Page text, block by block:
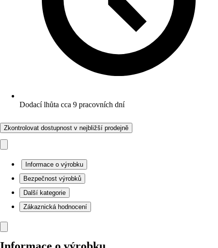
Dodací lhůta cca 9 pracovních dní
Zkontrolovat dostupnost v nejbližší prodejně
Informace o výrobku
Bezpečnost výrobků
Další kategorie
Zákaznická hodnocení